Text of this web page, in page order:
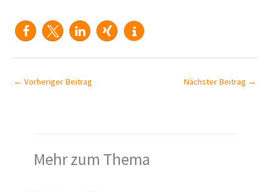
← Vorheriger Beitrag Nächster Beitrag →
Mehr zum Thema